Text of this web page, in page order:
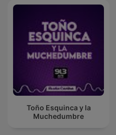
Toño Esquinca y la
Muchedumbre